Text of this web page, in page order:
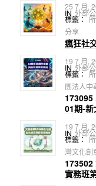
25 7 月,
IN 外部
標籤：
分享
瘋狂社
19 7 月,
IN 外部
標籤：
團法人中
173095
01期-新
19 7 月,
IN 外部
標籤：
灣文化創
173502
實務班